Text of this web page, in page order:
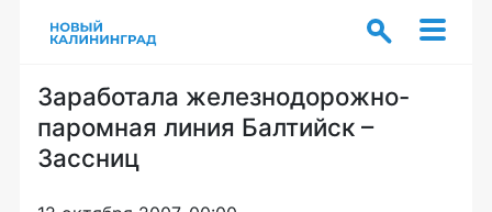
Заработала железнодорожно-
паромная линия Балтийск –
Зассниц